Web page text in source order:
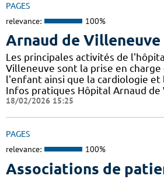
PAGES
relevance: 100%
Arnaud de Villeneuve
Les principales activités de
Villeneuve sont la prise en
l'enfant ainsi que la cardiologie et
Infos pratiques Hôpital Arnaud de
18/02/2026 15:25
PAGES
relevance: 100%
Associations de